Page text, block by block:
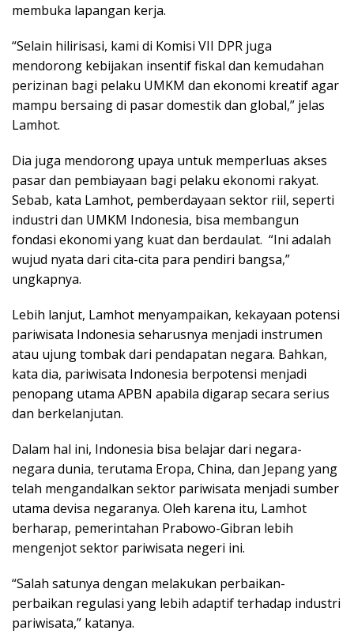
membuka lapangan kerja.
“Selain hilirisasi, kami di Komisi VII DPR juga
mendorong kebijakan insentif fiskal dan kemudahan
perizinan bagi pelaku UMKM dan ekonomi kreatif agar
mampu bersaing di pasar domestik dan global,” jelas
Lamhot.
Dia juga mendorong upaya untuk memperluas akses
pasar dan pembiayaan bagi pelaku ekonomi rakyat.
Sebab, kata Lamhot, pemberdayaan sektor riil, seperti
industri dan UMKM Indonesia, bisa membangun
fondasi ekonomi yang kuat dan berdaulat. “Ini adalah
wujud nyata dari cita-cita para pendiri bangsa,”
ungkapnya.
Lebih lanjut, Lamhot menyampaikan, kekayaan potensi
pariwisata Indonesia seharusnya menjadi instrumen
atau ujung tombak dari pendapatan negara. Bahkan,
kata dia, pariwisata Indonesia berpotensi menjadi
penopang utama APBN apabila digarap secara serius
dan berkelanjutan.
Dalam hal ini, Indonesia bisa belajar dari negara-
negara dunia, terutama Eropa, China, dan Jepang yang
telah mengandalkan sektor pariwisata menjadi sumber
utama devisa negaranya. Oleh karena itu, Lamhot
berharap, pemerintahan Prabowo-Gibran lebih
mengenjot sektor pariwisata negeri ini.
“Salah satunya dengan melakukan perbaikan-
perbaikan regulasi yang lebih adaptif terhadap industri
pariwisata,” katanya.